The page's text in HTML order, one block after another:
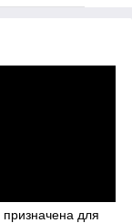
призначена для